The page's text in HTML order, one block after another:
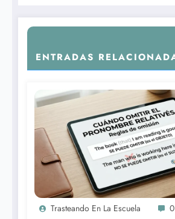
ENTRADAS
Trasteando En La Escuela 0